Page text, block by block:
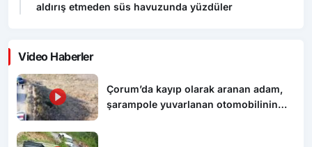
aldırış etmeden süs havuzunda yüzdüler
Video Haberler
Çorum’da kayıp olarak aranan adam,
şarampole yuvarlanan otomobilinin